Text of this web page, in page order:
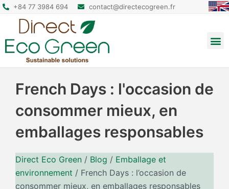
+84 77 3984 694 contact@directecogreen.fr
French Days : l'occasion de
consommer mieux, en
emballages responsables
Direct Eco Green / Blog / Emballage et
environnement / French Days : l’occasion de
consommer mieux, en emballages responsables